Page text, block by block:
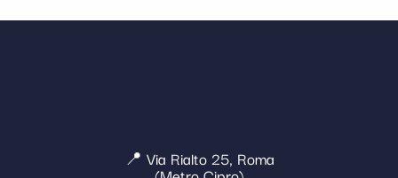
📍 Via Rialto 25, Roma